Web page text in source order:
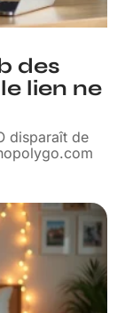
des
lien ne
disparaît de